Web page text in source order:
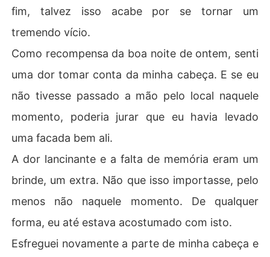
fim, talvez isso acabe por se tornar um
tremendo vício.
Como recompensa da boa noite de ontem, senti
uma dor tomar conta da minha cabeça. E se eu
não tivesse passado a mão pelo local naquele
momento, poderia jurar que eu havia levado
uma facada bem ali.
A dor lancinante e a falta de memória eram um
brinde, um extra. Não que isso importasse, pelo
menos não naquele momento. De qualquer
forma, eu até estava acostumado com isto.
Esfreguei novamente a parte de minha cabeça e